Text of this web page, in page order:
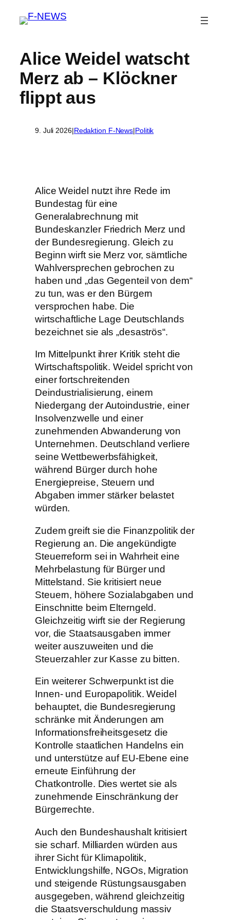
Alice Weidel watscht
Merz ab – Klöckner
flippt aus
9. Juli 2026|Redaktion F-News|Politik
Alice Weidel nutzt ihre Rede im
Bundestag für eine
Generalabrechnung mit
Bundeskanzler Friedrich Merz und
der Bundesregierung. Gleich zu
Beginn wirft sie Merz vor, sämtliche
Wahlversprechen gebrochen zu
haben und „das Gegenteil von dem“
zu tun, was er den Bürgern
versprochen habe. Die
wirtschaftliche Lage Deutschlands
bezeichnet sie als „desaströs“.
Im Mittelpunkt ihrer Kritik steht die
Wirtschaftspolitik. Weidel spricht von
einer fortschreitenden
Deindustrialisierung, einem
Niedergang der Autoindustrie, einer
Insolvenzwelle und einer
zunehmenden Abwanderung von
Unternehmen. Deutschland verliere
seine Wettbewerbsfähigkeit,
während Bürger durch hohe
Energiepreise, Steuern und
Abgaben immer stärker belastet
würden.
Zudem greift sie die Finanzpolitik der
Regierung an. Die angekündigte
Steuerreform sei in Wahrheit eine
Mehrbelastung für Bürger und
Mittelstand. Sie kritisiert neue
Steuern, höhere Sozialabgaben und
Einschnitte beim Elterngeld.
Gleichzeitig wirft sie der Regierung
vor, die Staatsausgaben immer
weiter auszuweiten und die
Steuerzahler zur Kasse zu bitten.
Ein weiterer Schwerpunkt ist die
Innen- und Europapolitik. Weidel
behauptet, die Bundesregierung
schränke mit Änderungen am
Informationsfreiheitsgesetz die
Kontrolle staatlichen Handelns ein
und unterstütze auf EU-Ebene eine
erneute Einführung der
Chatkontrolle. Dies wertet sie als
zunehmende Einschränkung der
Bürgerrechte.
Auch den Bundeshaushalt kritisiert
sie scharf. Milliarden würden aus
ihrer Sicht für Klimapolitik,
Entwicklungshilfe, NGOs, Migration
und steigende Rüstungsausgaben
ausgegeben, während gleichzeitig
die Staatsverschuldung massiv